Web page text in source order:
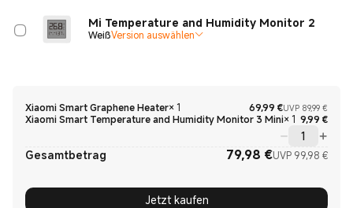
Mi Temperature and Humidity Monitor 2
WeißVersion auswählen
Xiaomi Smart Graphene Heater× 1 69,99 €UVP 89,99 €UVP
Xiaomi Smart Temperature and Humidity Monitor 3 Mini× 1 9,99 €
Gesamtbetrag 79,98 €UVP 99,98 €UVP
Jetzt kaufen